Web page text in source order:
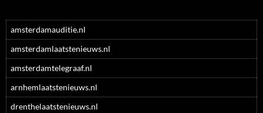
amsterdamauditie.nl
amsterdamlaatstenieuws.nl
amsterdamtelegraaf.nl
arnhemlaatstenieuws.nl
drenthelaatstenieuws.nl